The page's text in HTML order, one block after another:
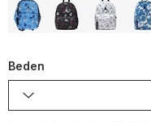
Beden